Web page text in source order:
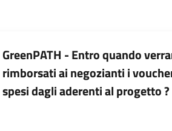
GreenPATH - Entro quando
rimborsati ai negozianti i
spesi dagli aderenti al progetto ?